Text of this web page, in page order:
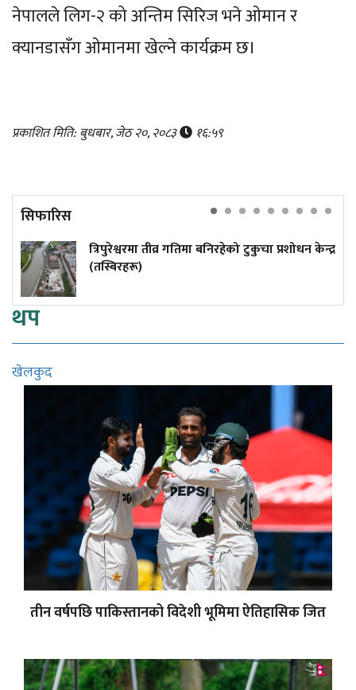
नेपालले लिग-२ को अन्तिम सिरिज भने ओमान र
क्यानडासँग ओमानमा खेल्ने कार्यक्रम छ।
प्रकाशित मिति: बुधबार, जेठ २०, २०८३ १६:५९
सिफारिस
त्रिपुरेश्वरमा तीव्र गतिमा बनिरहेको टुकुचा प्रशोधन केन्द्र
(तस्बिरहरू)
थप
खेलकुद
तीन वर्षपछि पाकिस्तानको विदेशी भूमिमा ऐतिहासिक जित